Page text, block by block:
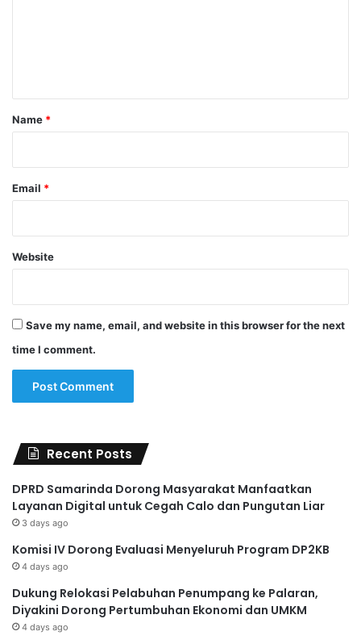
*
Name *
Email *
Website
Save my name, email, and website in this browser for the next
time I comment.
Recent Posts
DPRD Samarinda Dorong Masyarakat Manfaatkan
Layanan Digital untuk Cegah Calo dan Pungutan Liar
3 days ago
Komisi IV Dorong Evaluasi Menyeluruh Program DP2KB
4 days ago
Dukung Relokasi Pelabuhan Penumpang ke Palaran,
Diyakini Dorong Pertumbuhan Ekonomi dan UMKM
4 days ago